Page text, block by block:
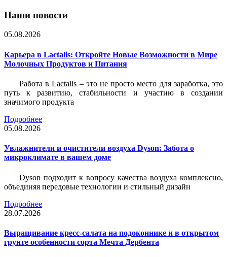
Наши новости
05.08.2026
Карьера в Lactalis: Откройте Новые Возможности в Мире
Молочных Продуктов и Питания
Работа в Lactalis – это не просто место для заработка, это
путь к развитию, стабильности и участию в создании
значимого продукта
Подробнее
05.08.2026
Увлажнители и очистители воздуха Dyson: Забота о
микроклимате в вашем доме
Dyson подходит к вопросу качества воздуха комплексно,
объединяя передовые технологии и стильный дизайн
Подробнее
28.07.2026
Выращивание кресс-салата на подоконнике и в открытом
грунте особенности сорта Мечта Дербента